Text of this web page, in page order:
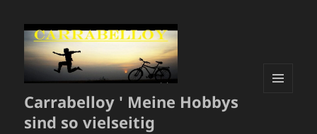
Carrabelloy ' Meine Hobbys
sind so vielseitig